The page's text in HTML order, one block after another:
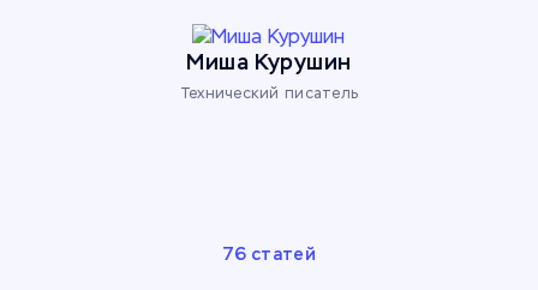
Миша Курушин
Технический писатель
76 статей